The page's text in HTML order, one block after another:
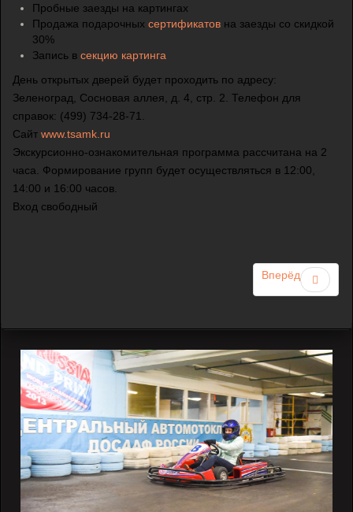
Пробные заезды на картингах
Продажа подарочных сертификатов на заезды со скидкой
30%
Запись в секцию картинга
День открытых дверей будет проходить по адресу:
Зеленоград, Сосновая аллея, д. 4, стр. 2. Телефон для
справок: (499) 734-28-71.
Сайт www.tsamk.ru
Экскурсионно-ознакомительная программа рассчитана на 2
часа. Формирование групп будет осуществляться в 12:00,
14:00 и 16:00 часов.
Вход свободный
Вперёд